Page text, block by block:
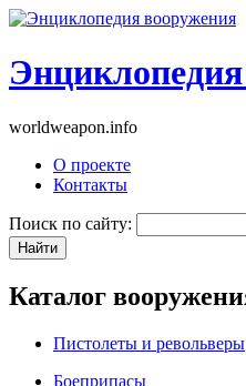
worldweapon.info
О проекте
Контакты
Поиск по сайту:
Каталог
Пистолеты и револьверы
Боеприпасы